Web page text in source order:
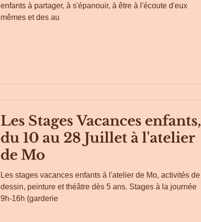
enfants à partager, à s'épanouir, à être à l'écoute d'eux
mêmes et des au
Les Stages Vacances enfants,
du 10 au 28 Juillet à l'atelier
de Mo
Les stages vacances enfants à l'atelier de Mo, activités de
dessin, peinture et théâtre dès 5 ans. Stages à la journée
9h-16h (garderie